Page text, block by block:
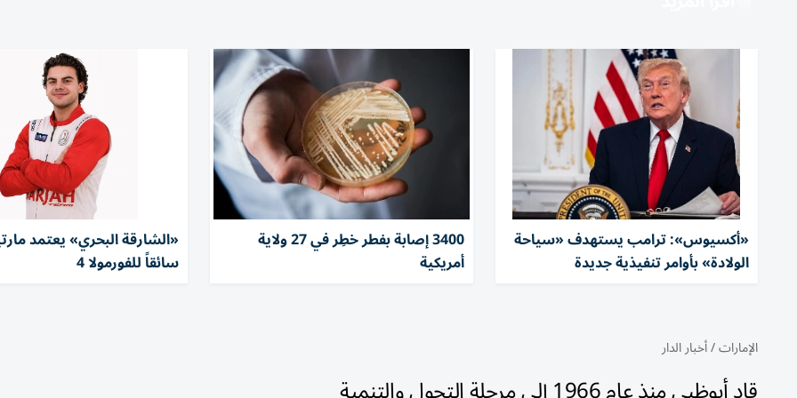
«أكسيوس»: ترامب يستهدف «سياحة
الولادة» بأوامر تنفيذية جديدة
3400 إصابة بفطر خطِر في 27 ولاية
أمريكية
«الشارقة البحري» يعتمد
سائقاً للفورمولا 4
الإمارات/أخبار الدار